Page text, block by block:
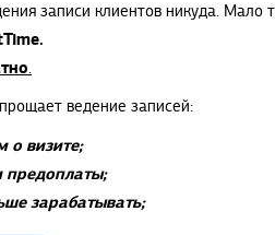
записи клиентов никуда.
.
ведение записей:
о визите;
предоплаты;
зарабатывать;